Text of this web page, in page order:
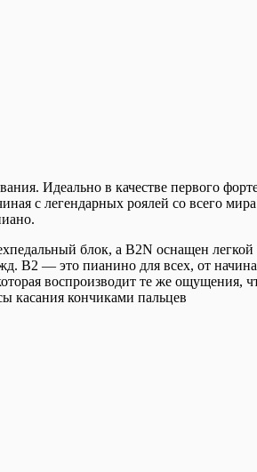
Идеально в качестве первого
с легендарных роялей со всего
блок, а B2N оснащен легкой
B2 — это пианино для всех, от
воспроизводит те же ощущения,
касания кончиками пальцев